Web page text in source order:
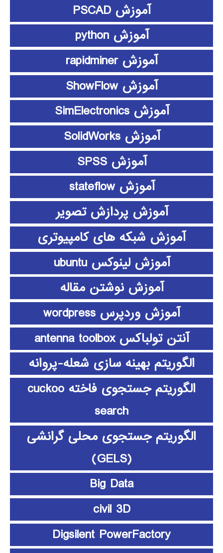
آموزش PSCAD
آموزش python
آموزش rapidminer
آموزش ShowFlow
آموزش SimElectronics
آموزش SolidWorks
آموزش SPSS
آموزش stateflow
آموزش پردازش تصویر
آموزش شبکه های کامپیوتری
آموزش لینوکس ubuntu
آموزش نوشتن مقاله
آموزش وردپرس wordpress
آنتن تولباکس antenna toolbox
الگوریتم بهینه سازی شعله-پروانه
الگوریتم جستجوی فاخته cuckoo
search
الگوریتم جستجوی محلی گرانشی
(GELS)
Big Data
civil 3D
Digsilent PowerFactory